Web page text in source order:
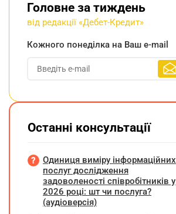
Головне за тиждень
від редакції «Дебет-Кредит»
Кожного понеділка на Ваш e-mail
Останні консультації
Одиниця виміру інформаційних
послуг дослідження
задоволеності співробітників у
2026 році: шт чи послуга?
(аудіоверсія)